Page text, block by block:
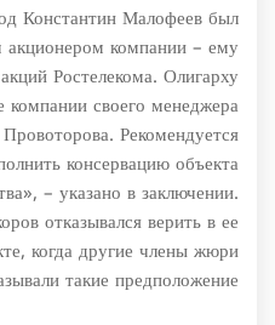
Константин Малофеев был
компании – ему
Ростелекома. Олигарху
компании своего менеджера
Рекомендуется
консервацию объекта
– указано в заключении.
отказывался верить в ее
когда другие члены жюри
такие предположение.